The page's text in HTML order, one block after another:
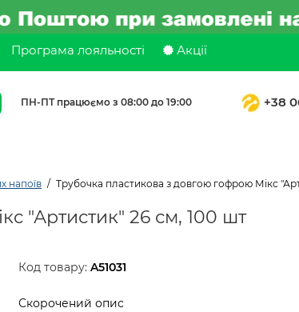
Програма лояльності Акції
ПН-ПТ працюємо з 08:00 до 19:00 +38
напоїв Трубочка пластикова з довгою гофрою Мікс
"Артистик" 26 см, 100 шт
Код товару:A51031
Скорочений опис